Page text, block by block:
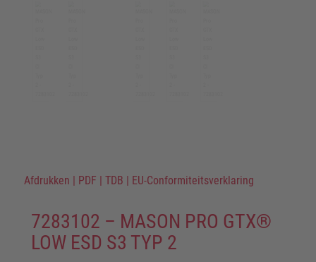
Afdrukken | PDF | TDB | EU-Conformiteitsverklaring
7283102 – MASON PRO GTX®
LOW ESD S3 TYP 2